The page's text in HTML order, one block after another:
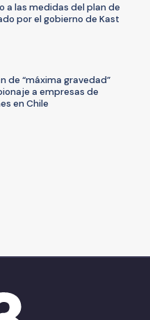
a las medidas del plan de
por el gobierno de Kast
de “máxima gravedad”
a empresas de
en Chile